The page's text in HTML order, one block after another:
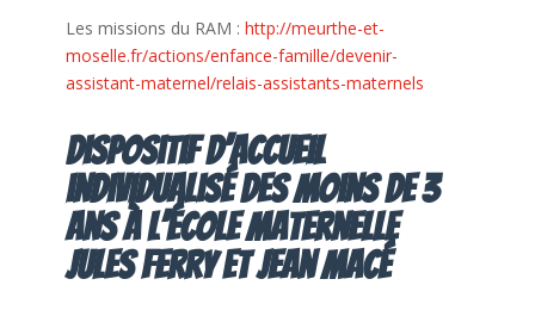
Les missions du RAM : http://meurthe-et-
moselle.fr/actions/enfance-famille/devenir-
assistant-maternel/relais-assistants-maternels
Dispositif d’accueil
individualisé des moins de 3
ans à l’école Maternelle
Jules FERRY et Jean Macé